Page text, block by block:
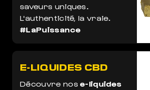
saveurs uniques.
L'authenticité, la vraie.
#LaPuissance
E-LIQUIDES CBD
Découvre nose-liquides